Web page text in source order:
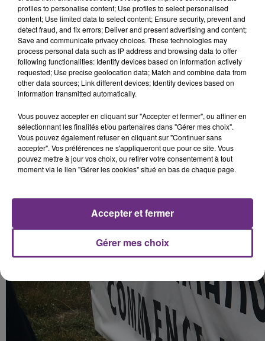
profiles to personalise content; Use profiles to select personalised
content; Use limited data to select content; Ensure security, prevent and
detect fraud, and fix errors; Deliver and present advertising and content;
Save and communicate privacy choices. These technologies may
process personal data such as IP address and browsing data to offer
following functionalities: Identify devices based on information actively
requested; Use precise geolocation data; Match and combine data from
other data sources; Link different devices; Identify devices based on
information transmitted automatically.
Vous pouvez accepter en cliquant sur "Accepter et fermer", ou affiner en
sélectionnant les finalités et/ou partenaires dans "Gérer mes choix".
Vous pouvez également refuser en cliquant sur "Continuer sans
accepter". Vos préférences ne s'appliqueront que pour ce site. Vous
pouvez mettre à jour vos choix, ou retirer votre consentement à tout
moment via le lien "Gérer les cookies" situé en bas de chaque page.
Gérer mes choix
Accepter et fermer